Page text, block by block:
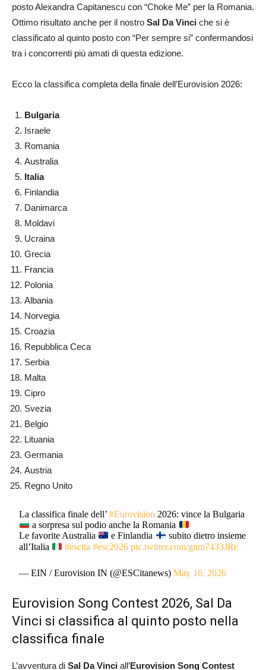
posto Alexandra Capitanescu con “Choke Me” per la Romania.
Ottimo risultato anche per il nostro Sal Da Vinci che si è
classificato al quinto posto con “Per sempre si” confermandosi
tra i concorrenti più amati di questa edizione.
Ecco la classifica completa della finale dell’Eurovision 2026:
Bulgaria
Israele
Romania
Australia
Italia
Finlandia
Danimarca
Moldavi
Ucraina
Grecia
Francia
Polonia
Albania
Norvegia
Croazia
Repubblica Ceca
Serbia
Malta
Cipro
Svezia
Belgio
Lituania
Germania
Austria
Regno Unito
La classifica finale dell’#Eurovision 2026: vince la Bulgaria
a sorpresa sul podio anche la Romania
Le favorite Australia
e Finlandia
subito dietro insieme
all’Italia
#escita #esc2026 pic.twitter.com/gnm7433JRe
— EIN / Eurovision IN (@ESCitanews)May 16, 2026
Eurovision Song Contest 2026, Sal Da
Vinci si classifica al quinto posto nella
classifica finale
L’avventura di Sal Da Vinci all’Eurovision Song Contest